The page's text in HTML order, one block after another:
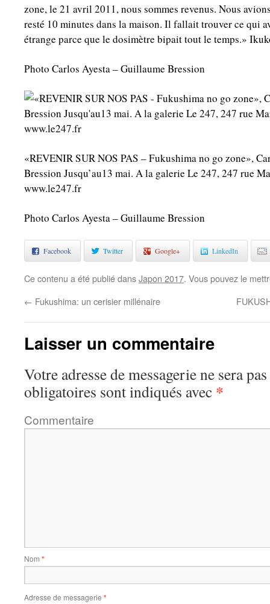
zone, le 21 avril 2011, nous sommes revenus. Nous
resté 10 minutes dans la maison. Il fallait trouver ce qui
étrange parce que le dosimètre bipait tout le temps.»
Photo Carlos Ayesta – Guillaume Bression
«REVENIR SUR NOS PAS – Fukushima no go zone»,
Bression Jusqu’au13 mai. A la galerie Le 247, 247 rue
www.le247.fr
Photo Carlos Ayesta – Guillaume Bression
Facebook Twitter Google+ LinkedIn
Ce contenu a été publié dansJapon 2017. Vous pouvez le
← Fukushima: un cerisier millénaire
Laisser un commentaire
Votre adresse de messagerie ne sera
obligatoires sont indiqués avec *
Commentaire
Nom *
Adresse de messagerie *